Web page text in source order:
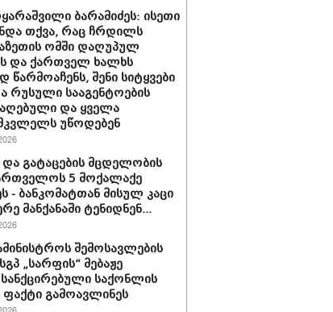
ბარამიძეს: ისეთი
თქვა, რაც ჩრდილს
ომში დაღუპულ
და ქართველ ხალხს
წარმოაჩენს, შენი სიტყვები
რუსული სააგენტოების
და ყველა
უწოდებენ
და გატაცების მცდელობის
5 მოქალაქე
- ბანკომატთან მისულ კაცი
მანქანაში ტენიდნენ...
შემოსავლების
„სარფის“ მებაჟე
საქონლის
ფაქტი გამოავლინეს